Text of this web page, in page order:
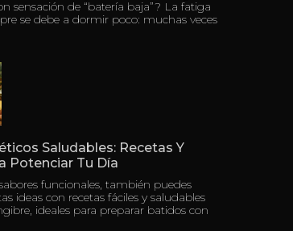
sensación de “batería baja”? La fatiga
se debe a dormir poco: muchas veces
Saludables: Recetas Y
Potenciar Tu Día
funcionales, también puedes
ideas con recetas fáciles y saludables
ideales para preparar batidos con